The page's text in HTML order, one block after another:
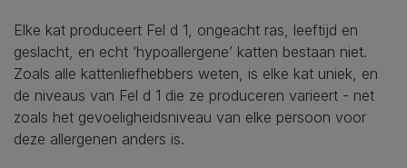
Elke kat produceert Fel d 1, ongeacht ras, leeftijd en
geslacht, en echt ‘hypoallergene’ katten bestaan ​​niet.
Zoals alle kattenliefhebbers weten, is elke kat uniek, en
de niveaus van Fel d 1 die ze produceren varieert - net
zoals het gevoeligheidsniveau van elke persoon voor
deze allergenen anders is.